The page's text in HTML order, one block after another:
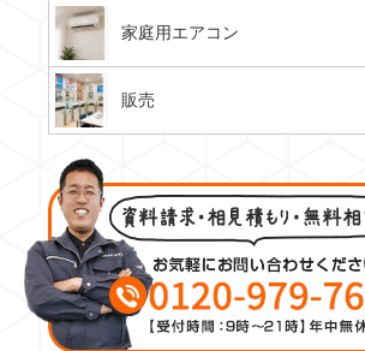
家庭用エアコン
販売